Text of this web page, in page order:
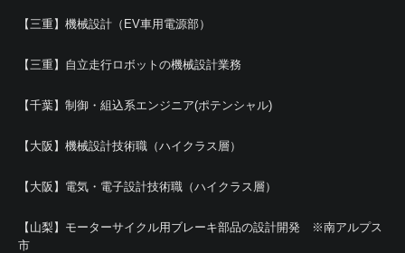
【三重】機械設計（EV車用電源部）
【三重】自立走行ロボットの機械設計業務
【千葉】制御・組込系エンジニア(ポテンシャル)
【大阪】機械設計技術職（ハイクラス層）
【大阪】電気・電子設計技術職（ハイクラス層）
【山梨】モーターサイクル用ブレーキ部品の設計開発 ※南アルプス
市